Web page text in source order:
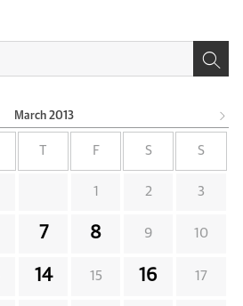
March 2013
F S S
1 2 3
7 8 9 10
14 15 16 17